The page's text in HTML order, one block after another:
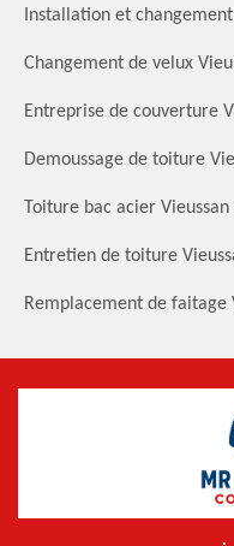
Installation et
Changement de velux
Entreprise de couverture
Demoussage de toiture
Toiture bac acier
Entretien de toiture
Remplacement de faitage